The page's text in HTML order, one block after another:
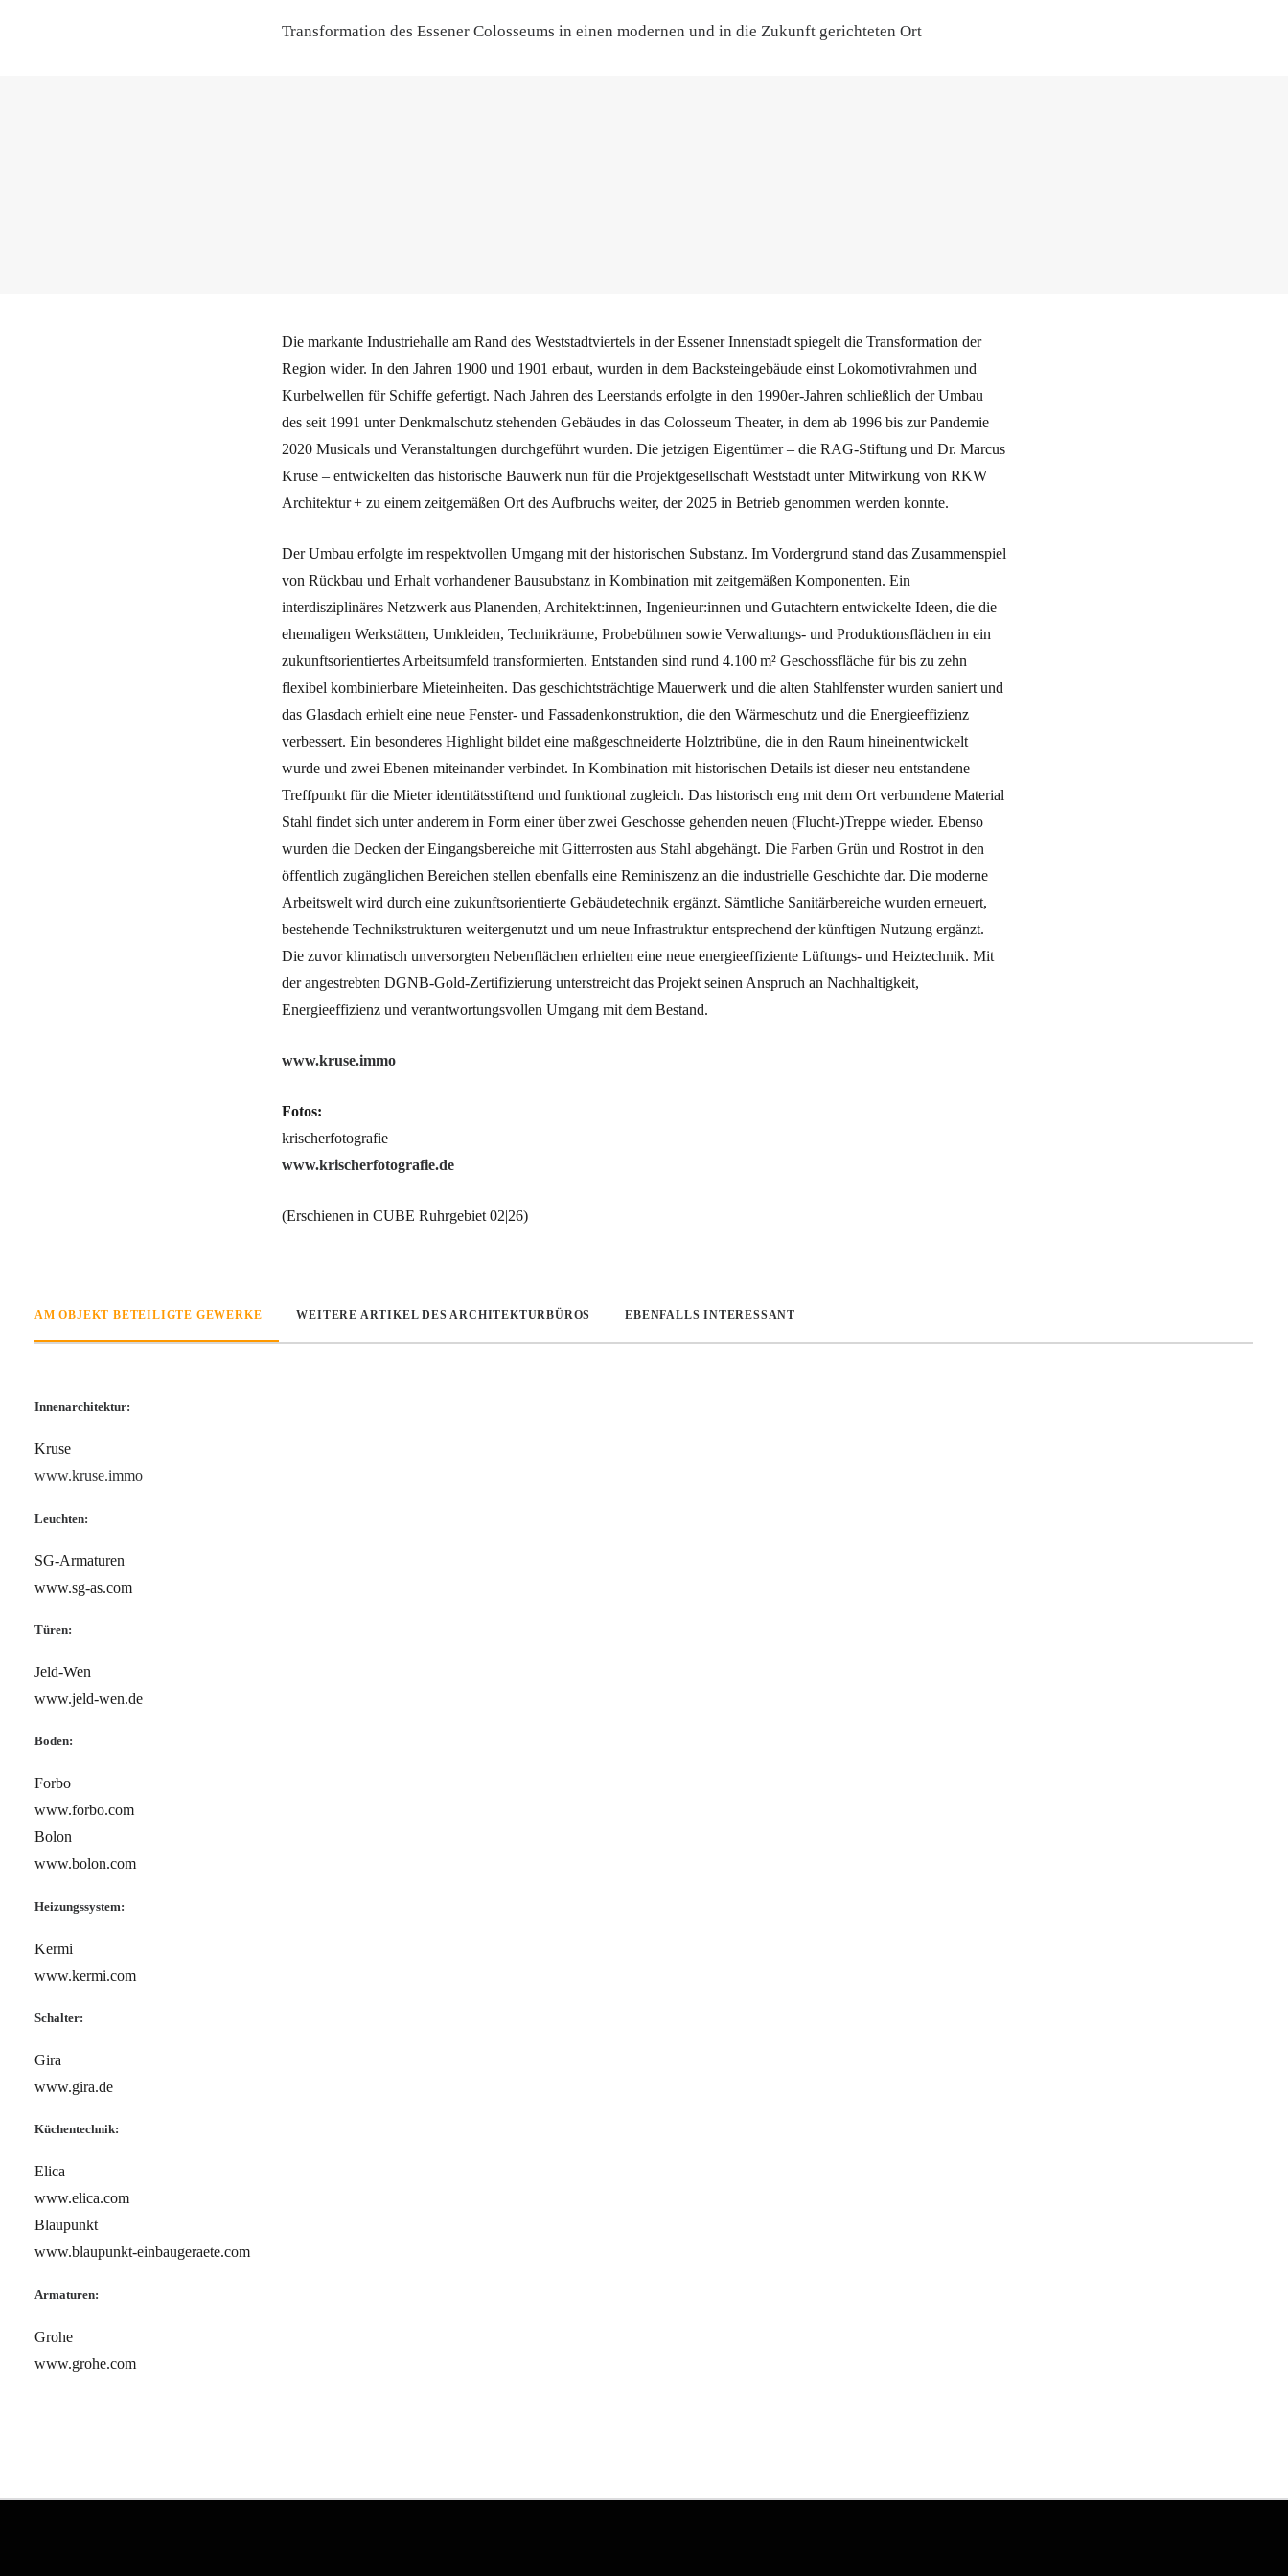
Transformation des Essener Colosseums in einen modernen und in die Zukunft gerichteten Ort
Die markante Industriehalle am Rand des Weststadtviertels in der Essener Innenstadt spiegelt die Transformation der
Region wider. In den Jahren 1900 und 1901 erbaut, wurden in dem Backsteingebäude einst Lokomotivrahmen und
Kurbelwellen für Schiffe gefertigt. Nach Jahren des Leerstands erfolgte in den 1990er-Jahren schließlich der Umbau
des seit 1991 unter Denkmalschutz stehenden Gebäudes in das Colosseum Theater, in dem ab 1996 bis zur Pandemie
2020 Musicals und Veranstaltungen durchgeführt wurden. Die jetzigen Eigentümer – die RAG-Stiftung und Dr. Marcus
Kruse – entwickelten das historische Bauwerk nun für die Projektgesellschaft Weststadt unter Mitwirkung von RKW
Architektur + zu einem zeitgemäßen Ort des Aufbruchs weiter, der 2025 in Betrieb genommen werden konnte.
Der Umbau erfolgte im respektvollen Umgang mit der historischen Substanz. Im Vordergrund stand das Zusammenspiel
von Rückbau und Erhalt vorhandener Bausubstanz in Kombination mit zeitgemäßen Komponenten. Ein
interdisziplinäres Netzwerk aus Planenden, Architekt:innen, Ingenieur:innen und Gutachtern entwickelte Ideen, die die
ehemaligen Werkstätten, Umkleiden, Technikräume, Probebühnen sowie Verwaltungs- und Produktionsflächen in ein
zukunftsorientiertes Arbeitsumfeld transformierten. Entstanden sind rund 4.100 m² Geschossfläche für bis zu zehn
flexibel kombinierbare Mieteinheiten. Das geschichtsträchtige Mauerwerk und die alten Stahlfenster wurden saniert und
das Glasdach erhielt eine neue Fenster- und Fassadenkonstruktion, die den Wärmeschutz und die Energieeffizienz
verbessert. Ein besonderes Highlight bildet eine maßgeschneiderte Holztribüne, die in den Raum hineinentwickelt
wurde und zwei Ebenen miteinander verbindet. In Kombination mit historischen Details ist dieser neu entstandene
Treffpunkt für die Mieter identitätsstiftend und funktional zugleich. Das historisch eng mit dem Ort verbundene Material
Stahl findet sich unter anderem in Form einer über zwei Geschosse gehenden neuen (Flucht-)Treppe wieder. Ebenso
wurden die Decken der Eingangsbereiche mit Gitterrosten aus Stahl abgehängt. Die Farben Grün und Rostrot in den
öffentlich zugänglichen Bereichen stellen ebenfalls eine Reminiszenz an die industrielle Geschichte dar. Die moderne
Arbeitswelt wird durch eine zukunftsorientierte Gebäudetechnik ergänzt. Sämtliche Sanitärbereiche wurden erneuert,
bestehende Technikstrukturen weitergenutzt und um neue Infrastruktur entsprechend der künftigen Nutzung ergänzt.
Die zuvor klimatisch unversorgten Nebenflächen erhielten eine neue energieeffiziente Lüftungs- und Heiztechnik. Mit
der angestrebten DGNB-Gold-Zertifizierung unterstreicht das Projekt seinen Anspruch an Nachhaltigkeit,
Energieeffizienz und verantwortungsvollen Umgang mit dem Bestand.
www.kruse.immo
Fotos:
krischerfotografie
www.krischerfotografie.de
(Erschienen in CUBE Ruhrgebiet 02|26)
AM OBJEKT BETEILIGTE GEWERKE WEITERE ARTIKEL DES ARCHITEKTURBÜROS EBENFALLS INTERESSANT
Innenarchitektur:
Kruse
www.kruse.immo
Leuchten:
SG-Armaturen
www.sg-as.com
Türen:
Jeld-Wen
www.jeld-wen.de
Boden:
Forbo
www.forbo.com
Bolon
www.bolon.com
Heizungssystem:
Kermi
www.kermi.com
Schalter:
Gira
www.gira.de
Küchentechnik:
Elica
www.elica.com
Blaupunkt
www.blaupunkt-einbaugeraete.com
Armaturen:
Grohe
www.grohe.com